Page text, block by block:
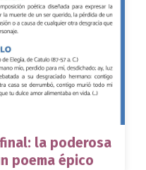
la poderosa
poema épico